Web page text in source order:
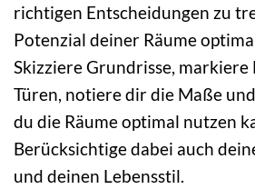
richtigen Entscheidungen zu
Potenzial deiner Räume
Skizziere Grundrisse, markiere
Türen, notiere dir die Maße
du die Räume optimal nutzen
Berücksichtige dabei auch
und deinen Lebensstil.